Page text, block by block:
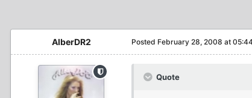
AlberDR2 Posted February 28, 2008 at
Quote